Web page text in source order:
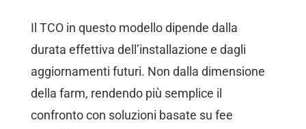
Il TCO in questo modello dipende dalla
durata effettiva dell’installazione e dagli
aggiornamenti futuri. Non dalla dimensione
della farm, rendendo più semplice il
confronto con soluzioni basate su fee